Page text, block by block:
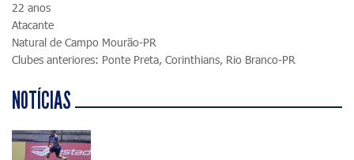
22 anos
Atacante
Natural de Campo Mourão-PR
Clubes anteriores: Ponte Preta, Corinthians, Rio Branco-PR
NOTÍCIAS